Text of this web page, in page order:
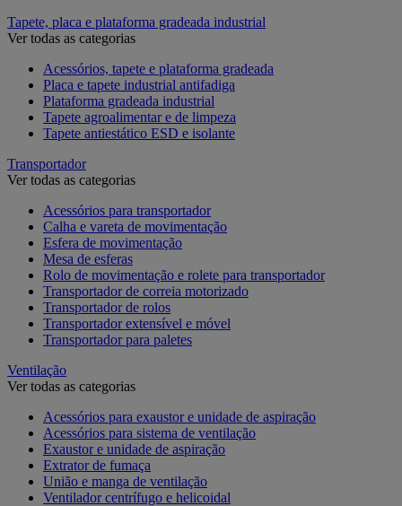
Tapete, placa e plataforma gradeada industrial
Ver todas as categorias
Acessórios, tapete e plataforma gradeada
Placa e tapete industrial antifadiga
Plataforma gradeada industrial
Tapete agroalimentar e de limpeza
Tapete antiestático ESD e isolante
Transportador
Ver todas as categorias
Acessórios para transportador
Calha e vareta de movimentação
Esfera de movimentação
Mesa de esferas
Rolo de movimentação e rolete para transportador
Transportador de correia motorizado
Transportador de rolos
Transportador extensível e móvel
Transportador para paletes
Ventilação
Ver todas as categorias
Acessórios para exaustor e unidade de aspiração
Acessórios para sistema de ventilação
Exaustor e unidade de aspiração
Extrator de fumaça
União e manga de ventilação
Ventilador centrífugo e helicoidal